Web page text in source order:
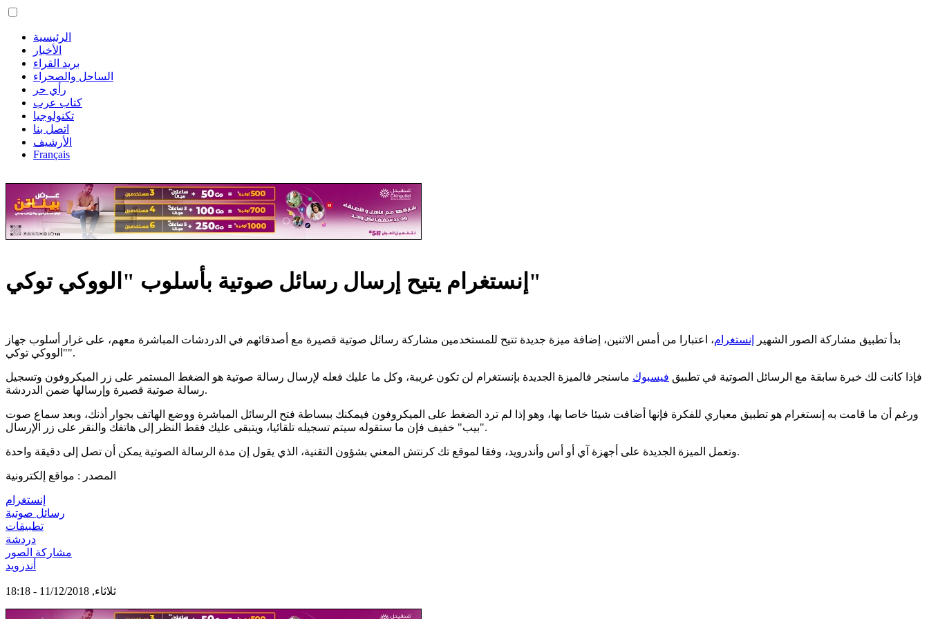
الرئيسية
الأخبار
بريد القراء
الساحل والصحراء
رأي حر
كتاب عرب
تكنولوجيا
اتصل بنا
الأرشيف
Français
إنستغرام يتيح إرسال رسائل صوتية بأسلوب "الووكي توكي"
بدأ تطبيق مشاركة الصور الشهير إنستغرام، اعتبارا من أمس الاثنين، إضافة ميزة جديدة تتيح للمستخدمين مشاركة رسائل صوتية قصيرة مع أصدقائهم في الدردشات المباشرة معهم، على غرار أسلوب جهاز
"الووكي توكي".
فإذا كانت لك خبرة سابقة مع الرسائل الصوتية في تطبيق فيسبوك ماسنجر فالميزة الجديدة بإنستغرام لن تكون غريبة، وكل ما عليك فعله لإرسال رسالة صوتية هو الضغط المستمر على زر الميكروفون وتسجيل
رسالة صوتية قصيرة وإرسالها ضمن الدردشة.
ورغم أن ما قامت به إنستغرام هو تطبيق معياري للفكرة فإنها أضافت شيئا خاصا بها، وهو إذا لم ترد الضغط على الميكروفون فيمكنك ببساطة فتح الرسائل المباشرة ووضع الهاتف بجوار أذنك، وبعد سماع صوت
"بيب" خفيف فإن ما ستقوله سيتم تسجيله تلقائيا، ويتبقى عليك فقط النظر إلى هاتفك والنقر على زر الإرسال.
وتعمل الميزة الجديدة على أجهزة آي أو أس وأندرويد، وفقا لموقع تك كرنتش المعني بشؤون التقنية، الذي يقول إن مدة الرسالة الصوتية يمكن أن تصل إلى دقيقة واحدة.
المصدر : مواقع إلكترونية
إنستغرام
رسائل صوتية
تطبيقات
دردشة
مشاركة الصور
أندرويد
ثلاثاء, 11/12/2018 - 18:18